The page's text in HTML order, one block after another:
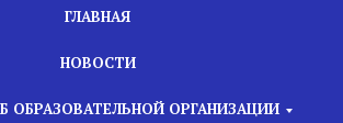
ГЛАВНАЯ
НОВОСТИ
ОБРАЗОВАТЕЛЬНОЙ ОРГАНИЗАЦИИ